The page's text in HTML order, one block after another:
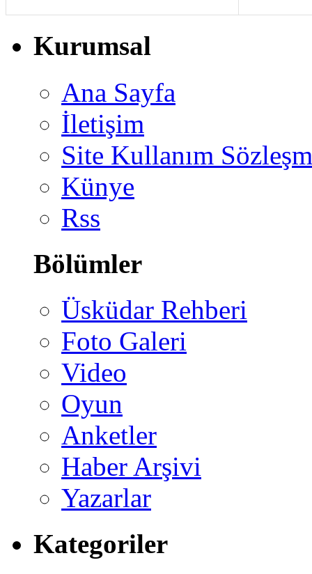
Kurumsal
Ana Sayfa
İletişim
Site Kullanım
Künye
Rss
Bölümler
Üsküdar Rehberi
Foto Galeri
Video
Oyun
Anketler
Haber Arşivi
Yazarlar
Kategoriler